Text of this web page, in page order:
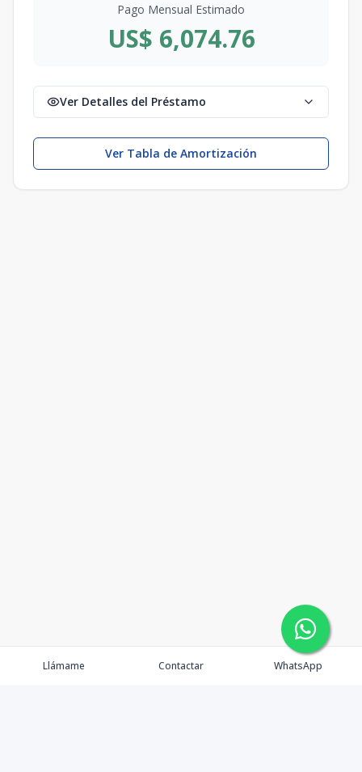
Pago Mensual Estimado
US$ 6,074.76
Ver Detalles del Préstamo
Ver Tabla de Amortización
Llámame Contactar WhatsApp